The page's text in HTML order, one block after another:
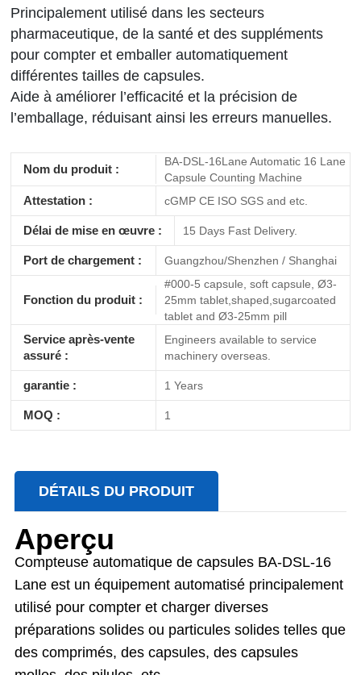
Principalement utilisé dans les secteurs
pharmaceutique, de la santé et des suppléments
pour compter et emballer automatiquement
différentes tailles de capsules.
Aide à améliorer l’efficacité et la précision de
l’emballage, réduisant ainsi les erreurs manuelles.
Nom du produit :
BA-DSL-16Lane Automatic 16 Lane
Capsule Counting Machine
Attestation : cGMP CE ISO SGS and etc.
Délai de mise en œuvre : 15 Days Fast Delivery.
Port de chargement : Guangzhou/Shenzhen / Shanghai
Fonction du produit :
#000-5 capsule, soft capsule, Ø3-
25mm tablet,shaped,sugarcoated
tablet and Ø3-25mm pill
Service après-vente
assuré :
Engineers available to service
machinery overseas.
garantie : 1 Years
MOQ : 1
DÉTAILS DU PRODUIT
Aperçu
Compteuse automatique de capsules BA-DSL-16
Laneest un équipement automatisé principalement
utilisé pour compter et charger diverses
préparations solides ou particules solides telles que
des comprimés, des capsules, des capsules